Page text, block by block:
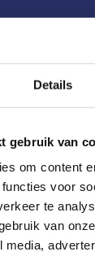
Details
gebruik van
om content
voor
te
van
media,